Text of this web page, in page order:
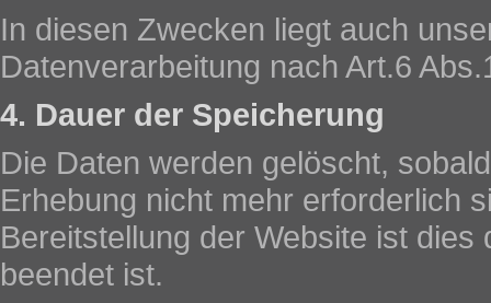
In diesen Zwecken liegt auch
Datenverarbeitung nach Art.6
4. Dauer der Speicherung
Die Daten werden gelöscht,
Erhebung nicht mehr erforderlich
Bereitstellung der Website ist
beendet ist.